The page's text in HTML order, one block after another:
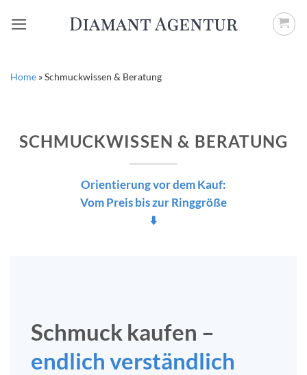
Inhalt
Home »Schmuckwissen & Beratung
SCHMUCKWISSEN & BERATUNG
Orientierung vor dem Kauf:
Vom Preis bis zur Ringgröße
⬇️
Schmuck kaufen –
endlich verständlich